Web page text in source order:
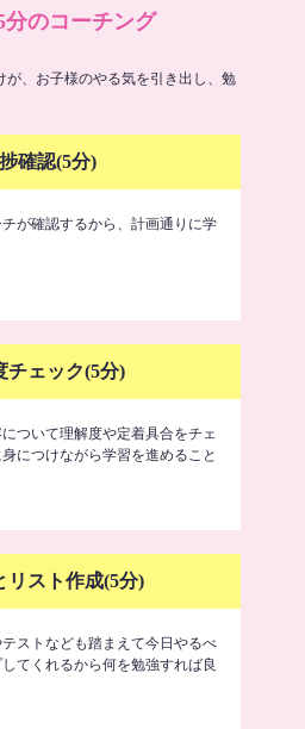
のコーチング
が、お子様のやる気を引き出し、勉
確認(5分)
が確認するから、計画通りに学
チェック(5分)
ついて理解度や定着具合をチェ
につけながら学習を進めること
リスト作成(5分)
ストなども踏まえて今日やるべ
てくれるから何を勉強すれば良